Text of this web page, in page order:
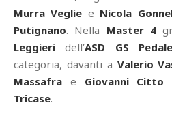
Murra Veglie e Nicola
Putignano. Nella Master 4
Leggieri dell’ASD GS
categoria, davanti a Valerio
Massafra e Giovanni Citto
Tricase.